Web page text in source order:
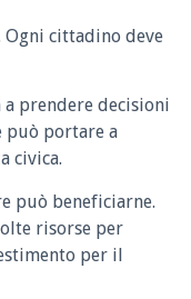
Ogni cittadino deve
prendere decisioni
può portare a
civica.
può beneficiarne.
risorse per
per il